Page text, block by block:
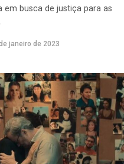
em busca de justiça para as
janeiro de 2023